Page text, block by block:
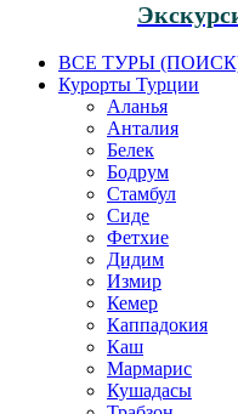
ВСЕ ТУРЫ
Курорты Турции
Аланья
Анталия
Белек
Бодрум
Стамбул
Сиде
Фетхие
Дидим
Измир
Кемер
Каппадокия
Каш
Мармарис
Кушадасы